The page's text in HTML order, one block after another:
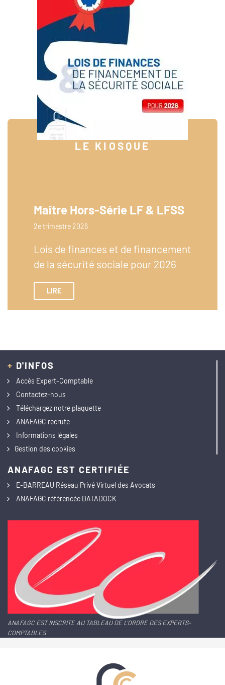
LE KIOSQUE
Maître Hors-Série LF & LFSS
2e trimestre 2026
Lois de finances et de financement
de la sécurité sociale pour 2026
LIRE
+ D'INFOS
Accès Expert-Comptable
Contactez-nous
Téléchargez notre plaquette
ANAFAGC recrute
Informations légales
Gestion des cookies
ANAFAGC EST CERTIFIÉE
E-BARREAU Réseau Privé Virtuel des Avocats
ANAFAGC référencée DATADOCK
ANAFAGC EST INSCRITE AU TABLEAU DE L'ORDRE DES EXPERTS-
COMPTABLES